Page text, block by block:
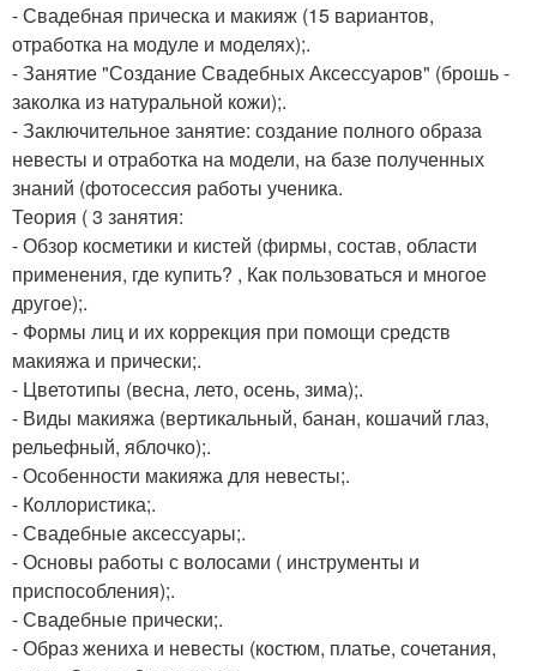
- Свадебная прическа и макияж (15 вариантов,
отработка на модуле и моделях);.
- Занятие "Создание Свадебных Аксессуаров" (брошь -
заколка из натуральной кожи);.
- Заключительное занятие: создание полного образа
невесты и отработка на модели, на базе полученных
знаний (фотосессия работы ученика.
Теория ( 3 занятия:
- Обзор косметики и кистей (фирмы, состав, области
применения, где купить? , Как пользоваться и многое
другое);.
- Формы лиц и их коррекция при помощи средств
макияжа и прически;.
- Цветотипы (весна, лето, осень, зима);.
- Виды макияжа (вертикальный, банан, кошачий глаз,
рельефный, яблочко);.
- Особенности макияжа для невесты;.
- Коллористика;.
- Свадебные аксессуары;.
- Основы работы с волосами ( инструменты и
приспособления);.
- Свадебные прически;.
- Образ жениха и невесты (костюм, платье, сочетания,